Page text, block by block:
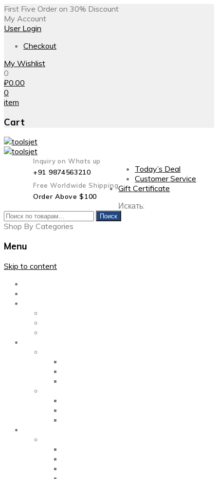
First Five Order on 30% Discount
My Account
User Login
Checkout
My Wishlist
0
₽0.00
0
item
Cart
Inquiry on Whats up
+91 9874563210
Free Worldwide Shipping
Order Above $100
Today’s Deal
Customer Service
Gift Certificate
Искать:
Поиск
Shop By Categories
Menu
Skip to content